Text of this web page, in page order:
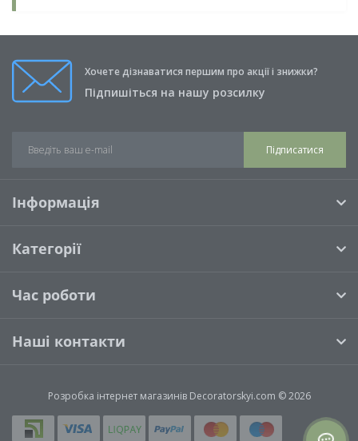
Хочете дізнаватися першим про акції і знижки?
Підпишіться на нашу розсилку
Підписатися
Інформація
Категорії
Час роботи
Наші контакти
Розробка інтернет магазинівDecoratorskyi.com © 2026